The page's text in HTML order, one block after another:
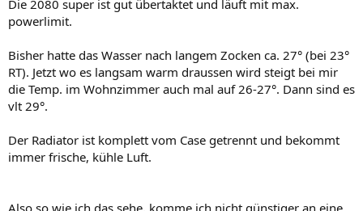
Die 2080 super ist gut übertaktet und läuft mit max.
powerlimit.
Bisher hatte das Wasser nach langem Zocken ca. 27° (bei 23°
RT). Jetzt wo es langsam warm draussen wird steigt bei mir
die Temp. im Wohnzimmer auch mal auf 26-27°. Dann sind es
vlt 29°.
Der Radiator ist komplett vom Case getrennt und bekommt
immer frische, kühle Luft.
Also so wie ich das sehe, komme ich nicht günstiger an eine